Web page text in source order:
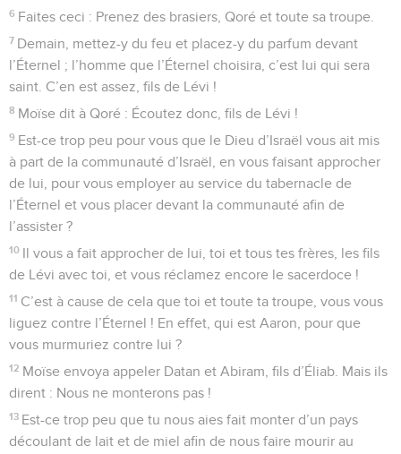
6 Faites ceci : Prenez des brasiers, Qoré et toute sa troupe.
7 Demain, mettez-y du feu et placez-y du parfum devant
l’Éternel ; l’homme que l’Éternel choisira, c’est lui qui sera
saint. C’en est assez, fils de Lévi !
8 Moïse dit à Qoré : Écoutez donc, fils de Lévi !
9 Est-ce trop peu pour vous que le Dieu d’Israël vous ait mis
à part de la communauté d’Israël, en vous faisant approcher
de lui, pour vous employer au service du tabernacle de
l’Éternel et vous placer devant la communauté afin de
l’assister ?
10 Il vous a fait approcher de lui, toi et tous tes frères, les fils
de Lévi avec toi, et vous réclamez encore le sacerdoce !
11 C’est à cause de cela que toi et toute ta troupe, vous vous
liguez contre l’Éternel ! En effet, qui est Aaron, pour que
vous murmuriez contre lui ?
12 Moïse envoya appeler Datan et Abiram, fils d’Éliab. Mais ils
dirent : Nous ne monterons pas !
13 Est-ce trop peu que tu nous aies fait monter d’un pays
découlant de lait et de miel afin de nous faire mourir au